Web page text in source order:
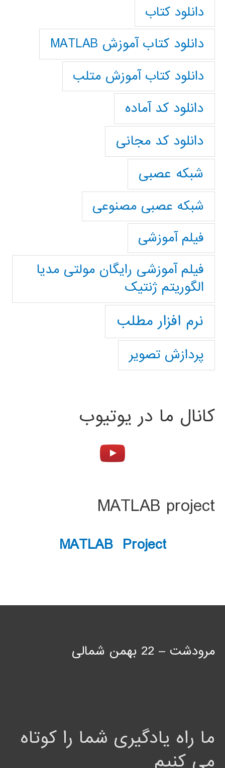
دانلود کتاب
دانلود کتاب آموزش MATLAB
دانلود کتاب آموزش متلب
دانلود کد آماده
دانلود کد مجانی
شبکه عصبی
شبکه عصبی مصنوعی
فیلم آموزشی
فیلم آموزشی رایگان مولتی مدیا
الگوریتم ژنتیک
نرم افزار مطلب
پردازش تصویر
کانال ما در یوتیوب
MATLAB project
MATLAB Project
مرودشت – 22 بهمن شمالی
ما راه یادگیری شما را کوتاه
می کنیم